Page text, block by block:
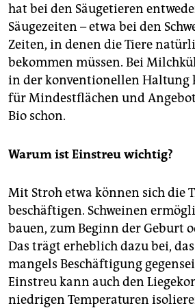
hat bei den Säugetieren
Säugezeiten – etwa bei den
Zeiten, in denen die Tiere
bekommen müssen. Bei
in der konventionellen Haltung
für Mindestflächen und
Bio schon.
Warum ist Einstreu wichtig?
Mit Stroh etwa können sich die
beschäftigen. Schweinen
bauen, zum Beginn der Geburt
Das trägt erheblich dazu bei,
mangels Beschäftigung
Einstreu kann auch den
niedrigen Temperaturen